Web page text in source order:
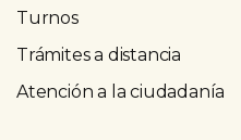
Turnos
Trámites a distancia
Atención a la ciudadanía